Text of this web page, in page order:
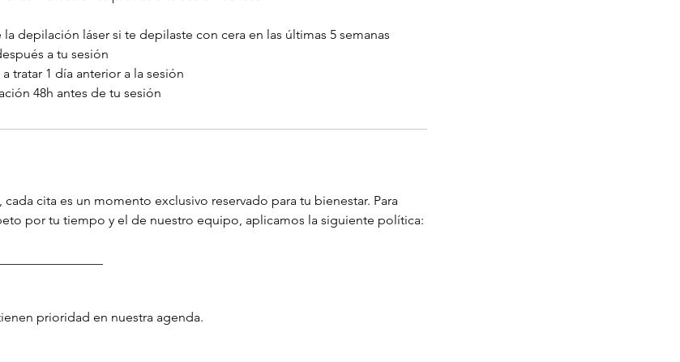
depilación láser si te depilaste con cera en las últimas 5 semanas
a tu sesión
tratar 1 día anterior a la sesión
cita es un momento exclusivo reservado para tu bienestar. Para
por tu tiempo y el de nuestro equipo, aplicamos la siguiente política:
prioridad en nuestra agenda.